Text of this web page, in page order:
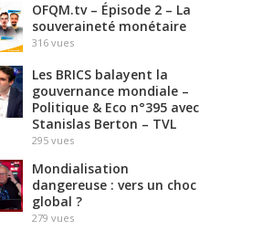
OFQM.tv – Épisode 2 – La
souveraineté monétaire
316 vues
Les BRICS balayent la
gouvernance mondiale –
Politique & Eco n°395 avec
Stanislas Berton – TVL
295 vues
Mondialisation
dangereuse : vers un choc
global ?
279 vues